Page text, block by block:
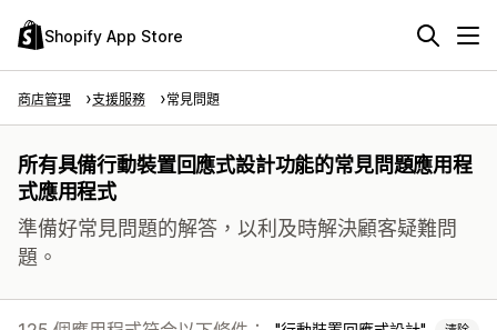
Shopify App Store
商店管理 支援服務 常見問題
所有具備行動裝置回應式設計功能的常見問題應用程
式應用程式
準備好常見問題的解答，以利及時解決顧客疑難問
題。